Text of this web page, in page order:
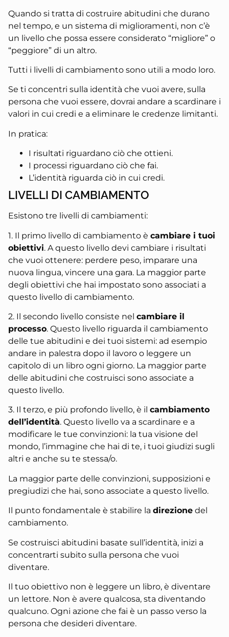
Quando si tratta di costruire abitudini che durano
nel tempo, e un sistema di miglioramenti, non c’è
un livello che possa essere considerato “migliore” o
“peggiore” di un altro.
Tutti i livelli di cambiamento sono utili a modo loro.
Se ti concentri sulla identità che vuoi avere, sulla
persona che vuoi essere, dovrai andare a scardinare i
valori in cui credi e a eliminare le credenze limitanti.
In pratica:
I risultati riguardano ciò che ottieni.
I processi riguardano ciò che fai.
L’identità riguarda ciò in cui credi.
LIVELLI DI CAMBIAMENTO
Esistono tre livelli di cambiamenti:
1. Il primo livello di cambiamento è cambiare i tuoi
obiettivi. A questo livello devi cambiare i risultati
che vuoi ottenere: perdere peso, imparare una
nuova lingua, vincere una gara. La maggior parte
degli obiettivi che hai impostato sono associati a
questo livello di cambiamento.
2. Il secondo livello consiste nel cambiare il
processo. Questo livello riguarda il cambiamento
delle tue abitudini e dei tuoi sistemi: ad esempio
andare in palestra dopo il lavoro o leggere un
capitolo di un libro ogni giorno. La maggior parte
delle abitudini che costruisci sono associate a
questo livello.
3. Il terzo, e più profondo livello, è il cambiamento
dell’identità. Questo livello va a scardinare e a
modificare le tue convinzioni: la tua visione del
mondo, l’immagine che hai di te, i tuoi giudizi sugli
altri e anche su te stessa/o.
La maggior parte delle convinzioni, supposizioni e
pregiudizi che hai, sono associate a questo livello.
Il punto fondamentale è stabilire la direzione del
cambiamento.
Se costruisci abitudini basate sull’identità, inizi a
concentrarti subito sulla persona che vuoi
diventare.
Il tuo obiettivo non è leggere un libro, è diventare
un lettore. Non è avere qualcosa, sta diventando
qualcuno. Ogni azione che fai è un passo verso la
persona che desideri diventare.